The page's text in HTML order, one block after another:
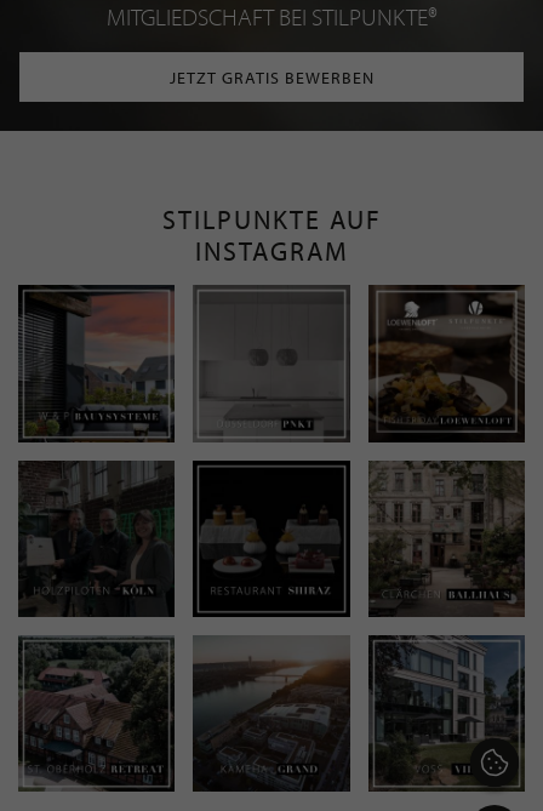
MITGLIEDSCHAFT BEI STILPUNKTE®
JETZT GRATIS BEWERBEN
STILPUNKTE AUF
INSTAGRAM